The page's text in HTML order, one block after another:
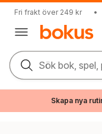
Fri frakt över 249 kr •
Sök bok, spel,
Skapa nya